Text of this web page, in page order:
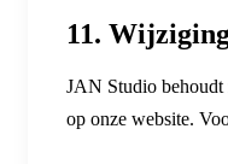
11.
JAN Studio behoudt
op onze website.